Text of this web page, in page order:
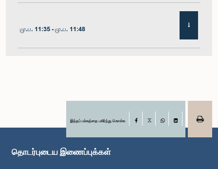
மு.ப. 11:35 - மு.ப. 11:48
பி.ப. 12:02 - பி.ப. 12:10இந்தப் பக்கத்தை பகிர்ந்து கொள்க Facebook
LinkedIn
தொடர்புடைய இணைப்புக்கள்